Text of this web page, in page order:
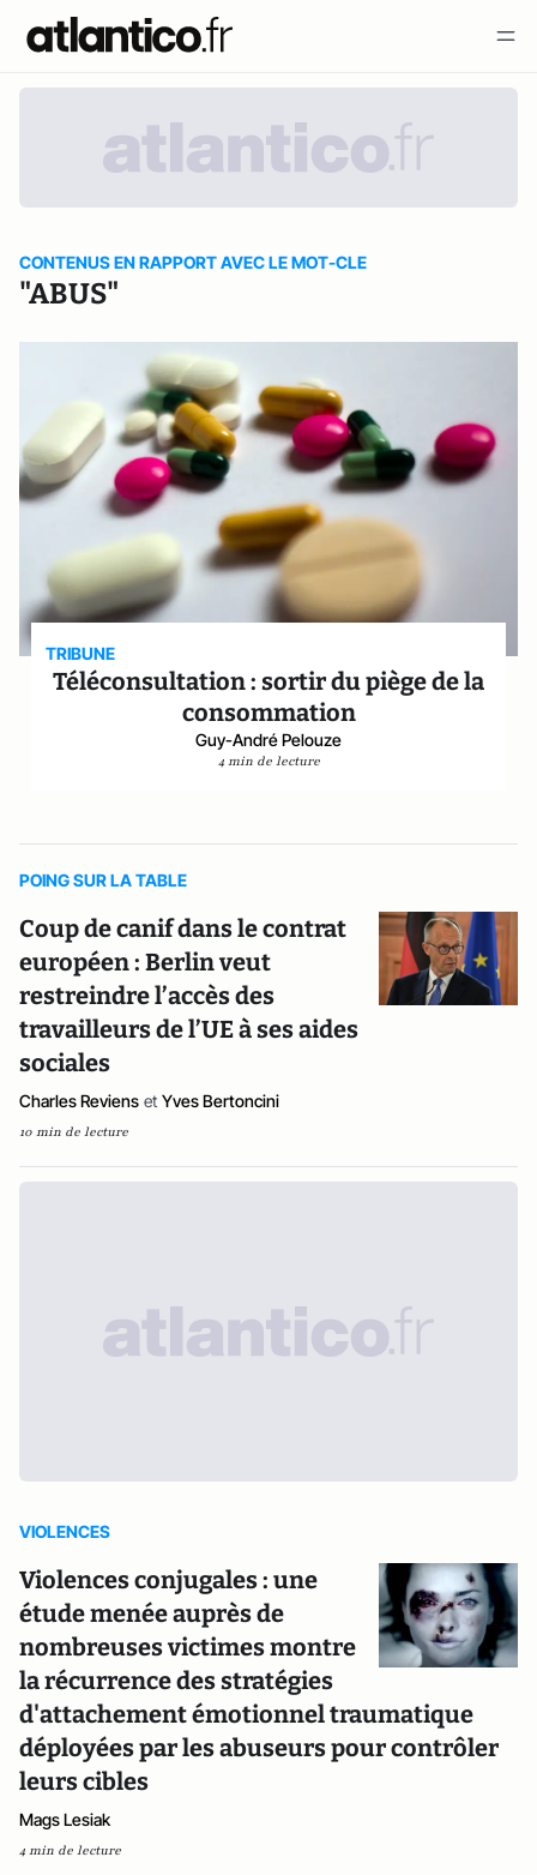
CONTENUS EN RAPPORT AVEC LE MOT-CLE
"ABUS"
TRIBUNE
Téléconsultation : sortir du piège de la
consommation
Guy-André Pelouze
4 min de lecture
POING SUR LA TABLE
Coup de canif dans le contrat
européen : Berlin veut
restreindre l’accès des
travailleurs de l’UE à ses aides
sociales
Charles Reviens et Yves Bertoncini
10 min de lecture
VIOLENCES
Violences conjugales : une
étude menée auprès de
nombreuses victimes montre
la récurrence des stratégies
d'attachement émotionnel traumatique
déployées par les abuseurs pour contrôler
leurs cibles
Mags Lesiak
4 min de lecture